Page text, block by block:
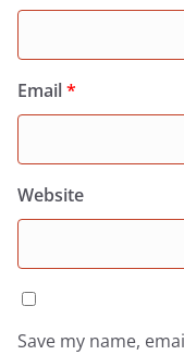
Email*
Website
Save my name,